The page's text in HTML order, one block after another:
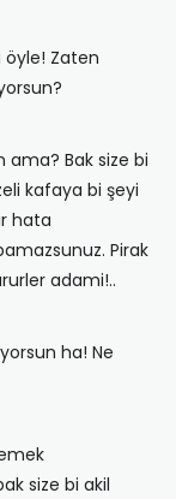
Zaten
ama? Bak size bi
kafaya bi şeyi
hata
Pirak
adami!..
ha! Ne
size bi akil